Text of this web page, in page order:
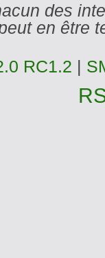
des
en être
RC1.2 |